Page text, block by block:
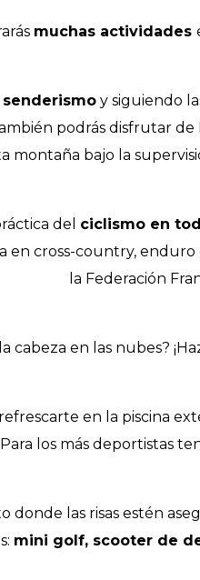
la
muchas actividades
senderismo y siguiendo
podrás disfrutar de
montaña bajo la
del ciclismo en
en cross-country,
la Federación
cabeza en las nubes?
en la piscina
Para los más deportistas
las risas estén
mini golf, scooter de